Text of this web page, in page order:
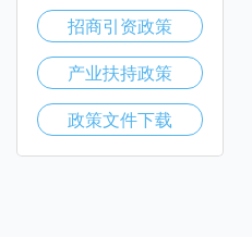
招商引资政策
产业扶持政策
政策文件下载